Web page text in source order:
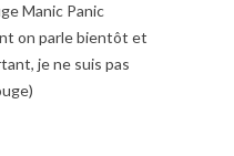
Manic Panic
on parle bientôt et
je ne suis pas